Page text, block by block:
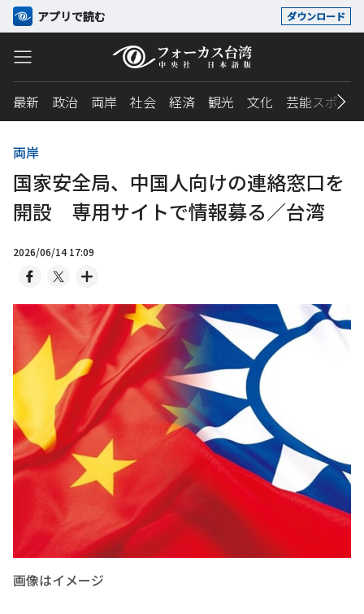
アプリで読む ダウンロード
最新 政治 両岸 社会 経済 観光 文化 芸能スポーツ
両岸
国家安全局、中国人向けの連絡窓口を
開設 専用サイトで情報募る／台湾
2026/06/14 17:09
画像はイメージ